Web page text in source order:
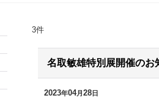
3件
名取敏雄特別展開催のお
2023年04月28日